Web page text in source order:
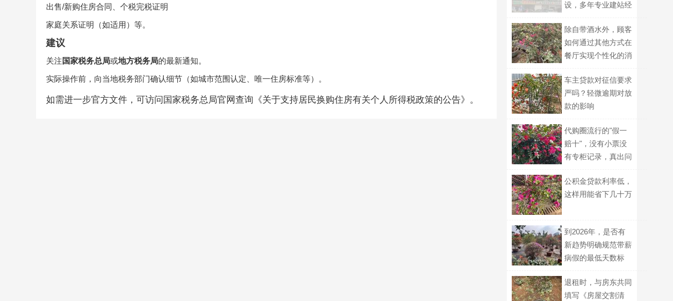
出售/新购住房合同、个税完税证明
家庭关系证明（如适用）等。
建议
关注 国家税务总局或地方税务局的最新通知。
实际操作前，向当地税务部门确认细节（如城市范围认定、唯一住房标准等）。
如需进一步官方文件，可访问国家税务总局官网查询《关于支持居民换购住房有关个人所得税政策的公告》。
设，多年专业建站经
除自带酒水外，顾客
如何通过其他方式在
餐厅实现个性化的消
车主贷款对征信要求
严吗？轻微逾期对放
款的影响
代购圈流行的"假一
赔十"，没有小票没
有专柜记录，真出问
公积金贷款利率低，
这样用能省下几十万
到2026年，是否有
新趋势明确规范带薪
病假的最低天数标
退租时，与房东共同
填写《房屋交割清